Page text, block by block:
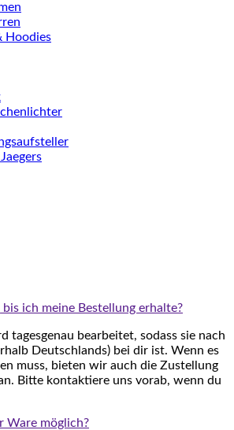
Hoodies
ich meine Bestellung erhalte?
tagesgenau bearbeitet, sodass sie nach
Deutschlands) bei dir ist. Wenn es
muss, bieten wir auch die Zustellung
Bitte kontaktiere uns vorab, wenn du
Ware möglich?